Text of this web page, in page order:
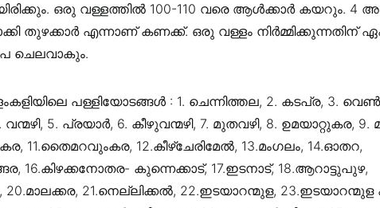
ഒരു വള്ളത്തിൽ 100-110 വരെ ആൾക്കാർ കയറും. 4
തുഴക്കാർ എന്നാണ്‌ കണക്ക്‌. ഒരു വള്ളം നിർമ്മിക്കുന്നതിന്‌
ചെലവാകും.
പള്ളിയോടങ്ങൾ : 1. ചെന്നിത്തല, 2. കടപ്ര, 3.
വന്മഴി, 5. പ്രയാർ, 6. കീഴുവന്മഴി, 7. മുതവഴി, 8. ഉമയാറ്റുകര, 9.
11.തൈമറവുംകര, 12.കീഴ്ചേരിമേൽ, 13.മംഗലം, 14.ഓതറ,
16.കിഴക്കനോതര- കുന്നെക്കാട്, 17.ഇടനാട്‌, 18.ആറാട്ടുപുഴ,
20.മാലക്കര, 21.നെല്ലിക്കൽ, 22.ഇടയാറന്മുള, 23.ഇടയാറന്മുള